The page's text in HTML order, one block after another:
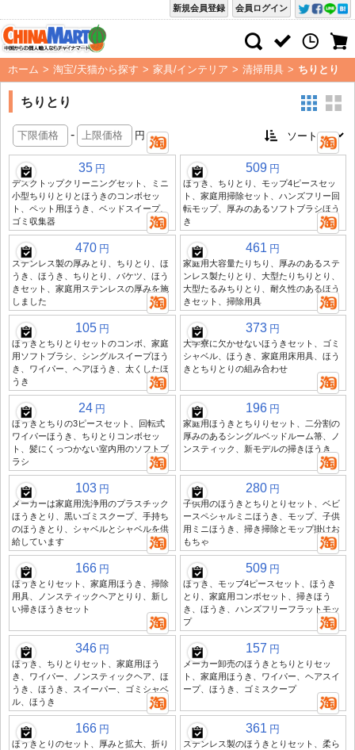
会員ログイン
新規会員登録
ホーム > 淘宝/天猫から探す > 家具/インテリア > 清掃用具 > ちりとり
ちりとり
- 円
35 円
デスクトップクリーニングセット、ミニ
小型ちりりとりとほうきのコンボセッ
ト、ペット用ほうき、ベッドスイープ、
ゴミ収集器
509 円
ほうき、ちりとり、モップ4ピースセッ
ト、家庭用掃除セット、ハンズフリー回
転モップ、厚みのあるソフトブラシほう
き
470 円
ステンレス製の厚みとり、ちりとり、ほ
うき、ほうき、ちりとり、バケツ、ほう
きセット、家庭用ステンレスの厚みを施
しました
461 円
家庭用大容量たりちり、厚みのあるステ
ンレス製たりとり、大型たりちりとり、
大型たるみちりとり、耐久性のあるほう
きセット、掃除用具
105 円
ほうきとちりとりセットのコンボ、家庭
用ソフトブラシ、シングルスイープほう
き、ワイパー、ヘアほうき、太くしたほ
うき
373 円
大学寮に欠かせないほうきセット、ゴミ
シャベル、ほうき、家庭用床用具、ほう
きとちりとりの組み合わせ
24 円
ほうきとちりの3ピースセット、回転式
ワイパーほうき、ちりとりコンボセッ
ト、髪にくっつかない室内用のソフトブ
ラシ
196 円
家庭用ほうきとちりりセット、二分割の
厚みのあるシングルベッドルーム箒、ノ
ンスティック、新モデルの掃きほうき
103 円
メーカーは家庭用洗浄用のプラスチック
ほうきとり、黒いゴミスクープ、手持ち
のほうきとり、シャベルとシャベルを供
給しています
280 円
子供用のほうきとちりとりセット、ベビ
ースペシャルミニほうき、モップ、子供
用ミニほうき、掃き掃除とモップ掛けお
もちゃ
166 円
ほうきとりセット、家庭用ほうき、掃除
用具、ノンスティックヘアとりり、新し
い掃きほうきセット
509 円
ほうき、モップ4ピースセット、ほうき
とり、家庭用コンボセット、掃きほう
き、ほうき、ハンズフリーフラットモッ
プ
346 円
ほうき、ちりとりセット、家庭用ほう
き、ワイパー、ノンスティックヘア、ほ
うき、ほうき、スイーパー、ゴミシャベ
ル、ほうき
157 円
メーカー卸売のほうきとちりとりセッ
ト、家庭用ほうき、ワイパー、ヘアスイ
ープ、ほうき、ゴミスクープ
166 円
ほうきとりのセット、厚みと拡大、折り
361 円
ステンレス製のほうきとりセット、柔ら